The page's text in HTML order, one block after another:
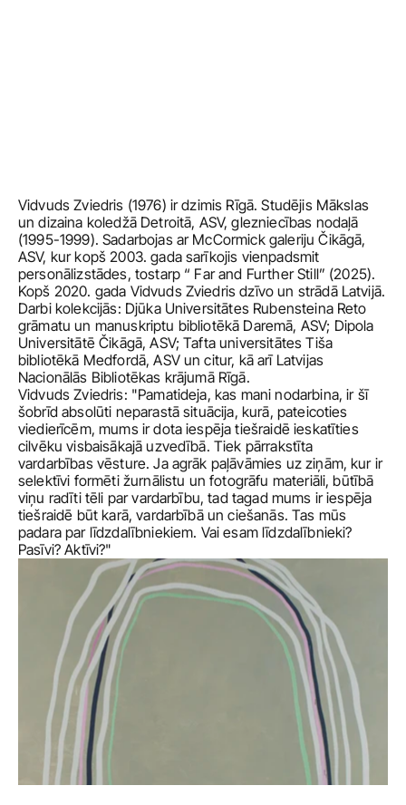
Vidvuds Zviedris (1976) ir dzimis Rīgā. Studējis Mākslas
un dizaina koledžā Detroitā, ASV, glezniecības nodaļā
(1995-1999). Sadarbojas ar McCormick galeriju Čikāgā,
ASV, kur kopš 2003. gada sarīkojis vienpadsmit
personālizstādes, tostarp “ Far and Further Still” (2025).
Kopš 2020. gada Vidvuds Zviedris dzīvo un strādā Latvijā.
Darbi kolekcijās: Djūka Universitātes Rubensteina Reto
grāmatu un manuskriptu bibliotēkā Daremā, ASV; Dipola
Universitātē Čikāgā, ASV; Tafta universitātes Tiša
bibliotēkā Medfordā, ASV un citur, kā arī Latvijas
Vidvuds Zviedris: "Pamatideja, kas mani nodarbina, ir šī
šobrīd absolūti neparastā situācija, kurā, pateicoties
viedierīcēm, mums ir dota iespēja tiešraidē ieskatīties
cilvēku visbaisākajā uzvedībā. Tiek pārrakstīta
vardarbības vēsture. Ja agrāk paļāvāmies uz ziņām, kur ir
selektīvi formēti žurnālistu un fotogrāfu materiāli, būtībā
viņu radīti tēli par vardarbību, tad tagad mums ir iespēja
tiešraidē būt karā, vardarbībā un ciešanās. Tas mūs
padara par līdzdalībniekiem. Vai esam līdzdalībnieki?